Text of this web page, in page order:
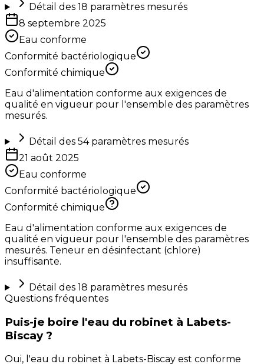
Détail des 18 paramètres mesurés
8 septembre 2025
Eau conforme
Conformité bactériologique
Conformité chimique
Eau d'alimentation conforme aux exigences de
qualité en vigueur pour l'ensemble des paramètres
mesurés.
Détail des 54paramètres mesurés
21 août 2025
Eau conforme
Conformité bactériologique
Conformité chimique
Eau d'alimentation conforme aux exigences de
qualité en vigueur pour l'ensemble des paramètres
mesurés. Teneur en désinfectant (chlore)
insuffisante.
Détail des 18 paramètres mesurés
Questions fréquentes
Puis-je boire l'eau du robinet à Labets-
Biscay ?
Oui, l'eau du robinet à Labets-Biscay est conforme